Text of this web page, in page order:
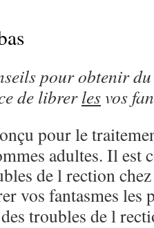
pourobtenir
de librerlesvos
pourle
adultes. Il est
de l rection
vos fantasmes les
troubles de l